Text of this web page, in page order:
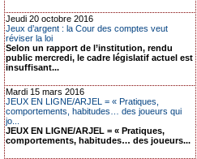
Jeudi 20 octobre 2016
Jeux d’argent : la Cour des comptes veut
réviser la loi
Selon un rapport de l’institution, rendu
public mercredi, le cadre législatif actuel est
insuffisant...
Mardi 15 mars 2016
JEUX EN LIGNE/ARJEL = « Pratiques,
comportements, habitudes… des joueurs qui
jo...
JEUX EN LIGNE/ARJEL = « Pratiques,
comportements, habitudes… des joueurs...